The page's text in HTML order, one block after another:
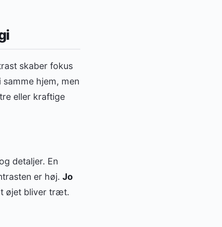
skaber fokus
hjem, men
eller kraftige
detaljer. En
er høj. Jo
øjet bliver træt.